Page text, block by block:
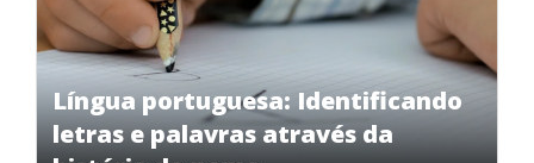
Língua portuguesa: Identificando
letras e palavras através da